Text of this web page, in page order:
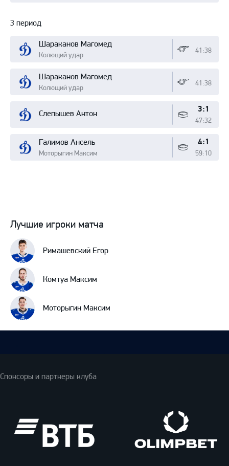
3 период
Шараканов Магомед
Колющий удар
41:38
Шараканов Магомед
Колющий удар
41:38
Слепышев Антон 3:1
47:32
Галимов Ансель
Моторыгин Максим
4:1
59:10
Лучшие игроки матча
Римашевский Егор
Комтуа Максим
Моторыгин Максим
Спонсоры и партнеры клуба